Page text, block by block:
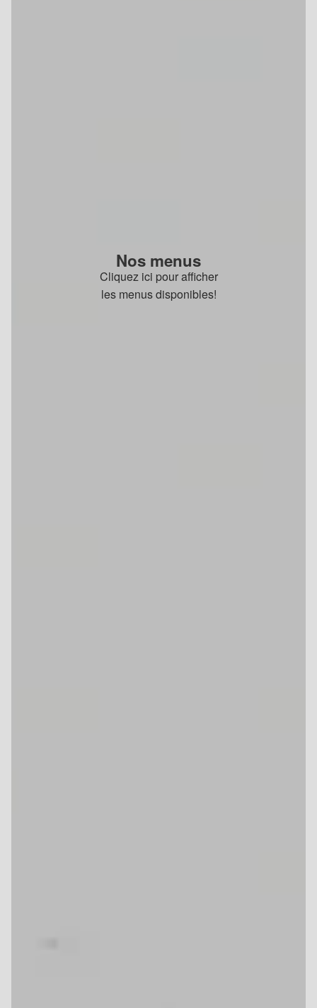
Nos menus
Cliquez ici pour afficher
les menus disponibles!